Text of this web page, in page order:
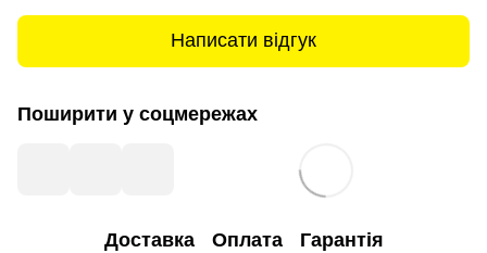
Написати відгук
Поширити у соцмережах
Доставка Оплата Гарантія